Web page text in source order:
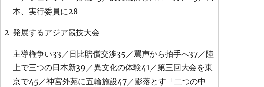
本、実行委員に28
2 発展するアジア競技大会
主導権争い33／日比賠償交渉35／罵声から拍手へ37／陸
上で三つの日本新39／異文化の体験41／第三回大会を東
京で45／神宮外苑に五輪施設47／影落とす「二つの中